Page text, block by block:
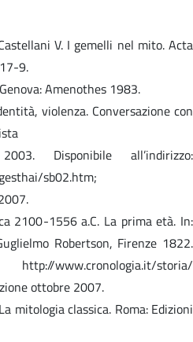
V. I gemelli nel mito. Acta
9.
Amenothes 1983.
violenza. Conversazione con
Disponibile all’indirizzo:
sb02.htm;
2100-1556 a.C. La prima età. In:
Robertson, Firenze 1822.
www.cronologia.it/storia/
ottobre 2007.
mitologia classica. Roma: Edizioni